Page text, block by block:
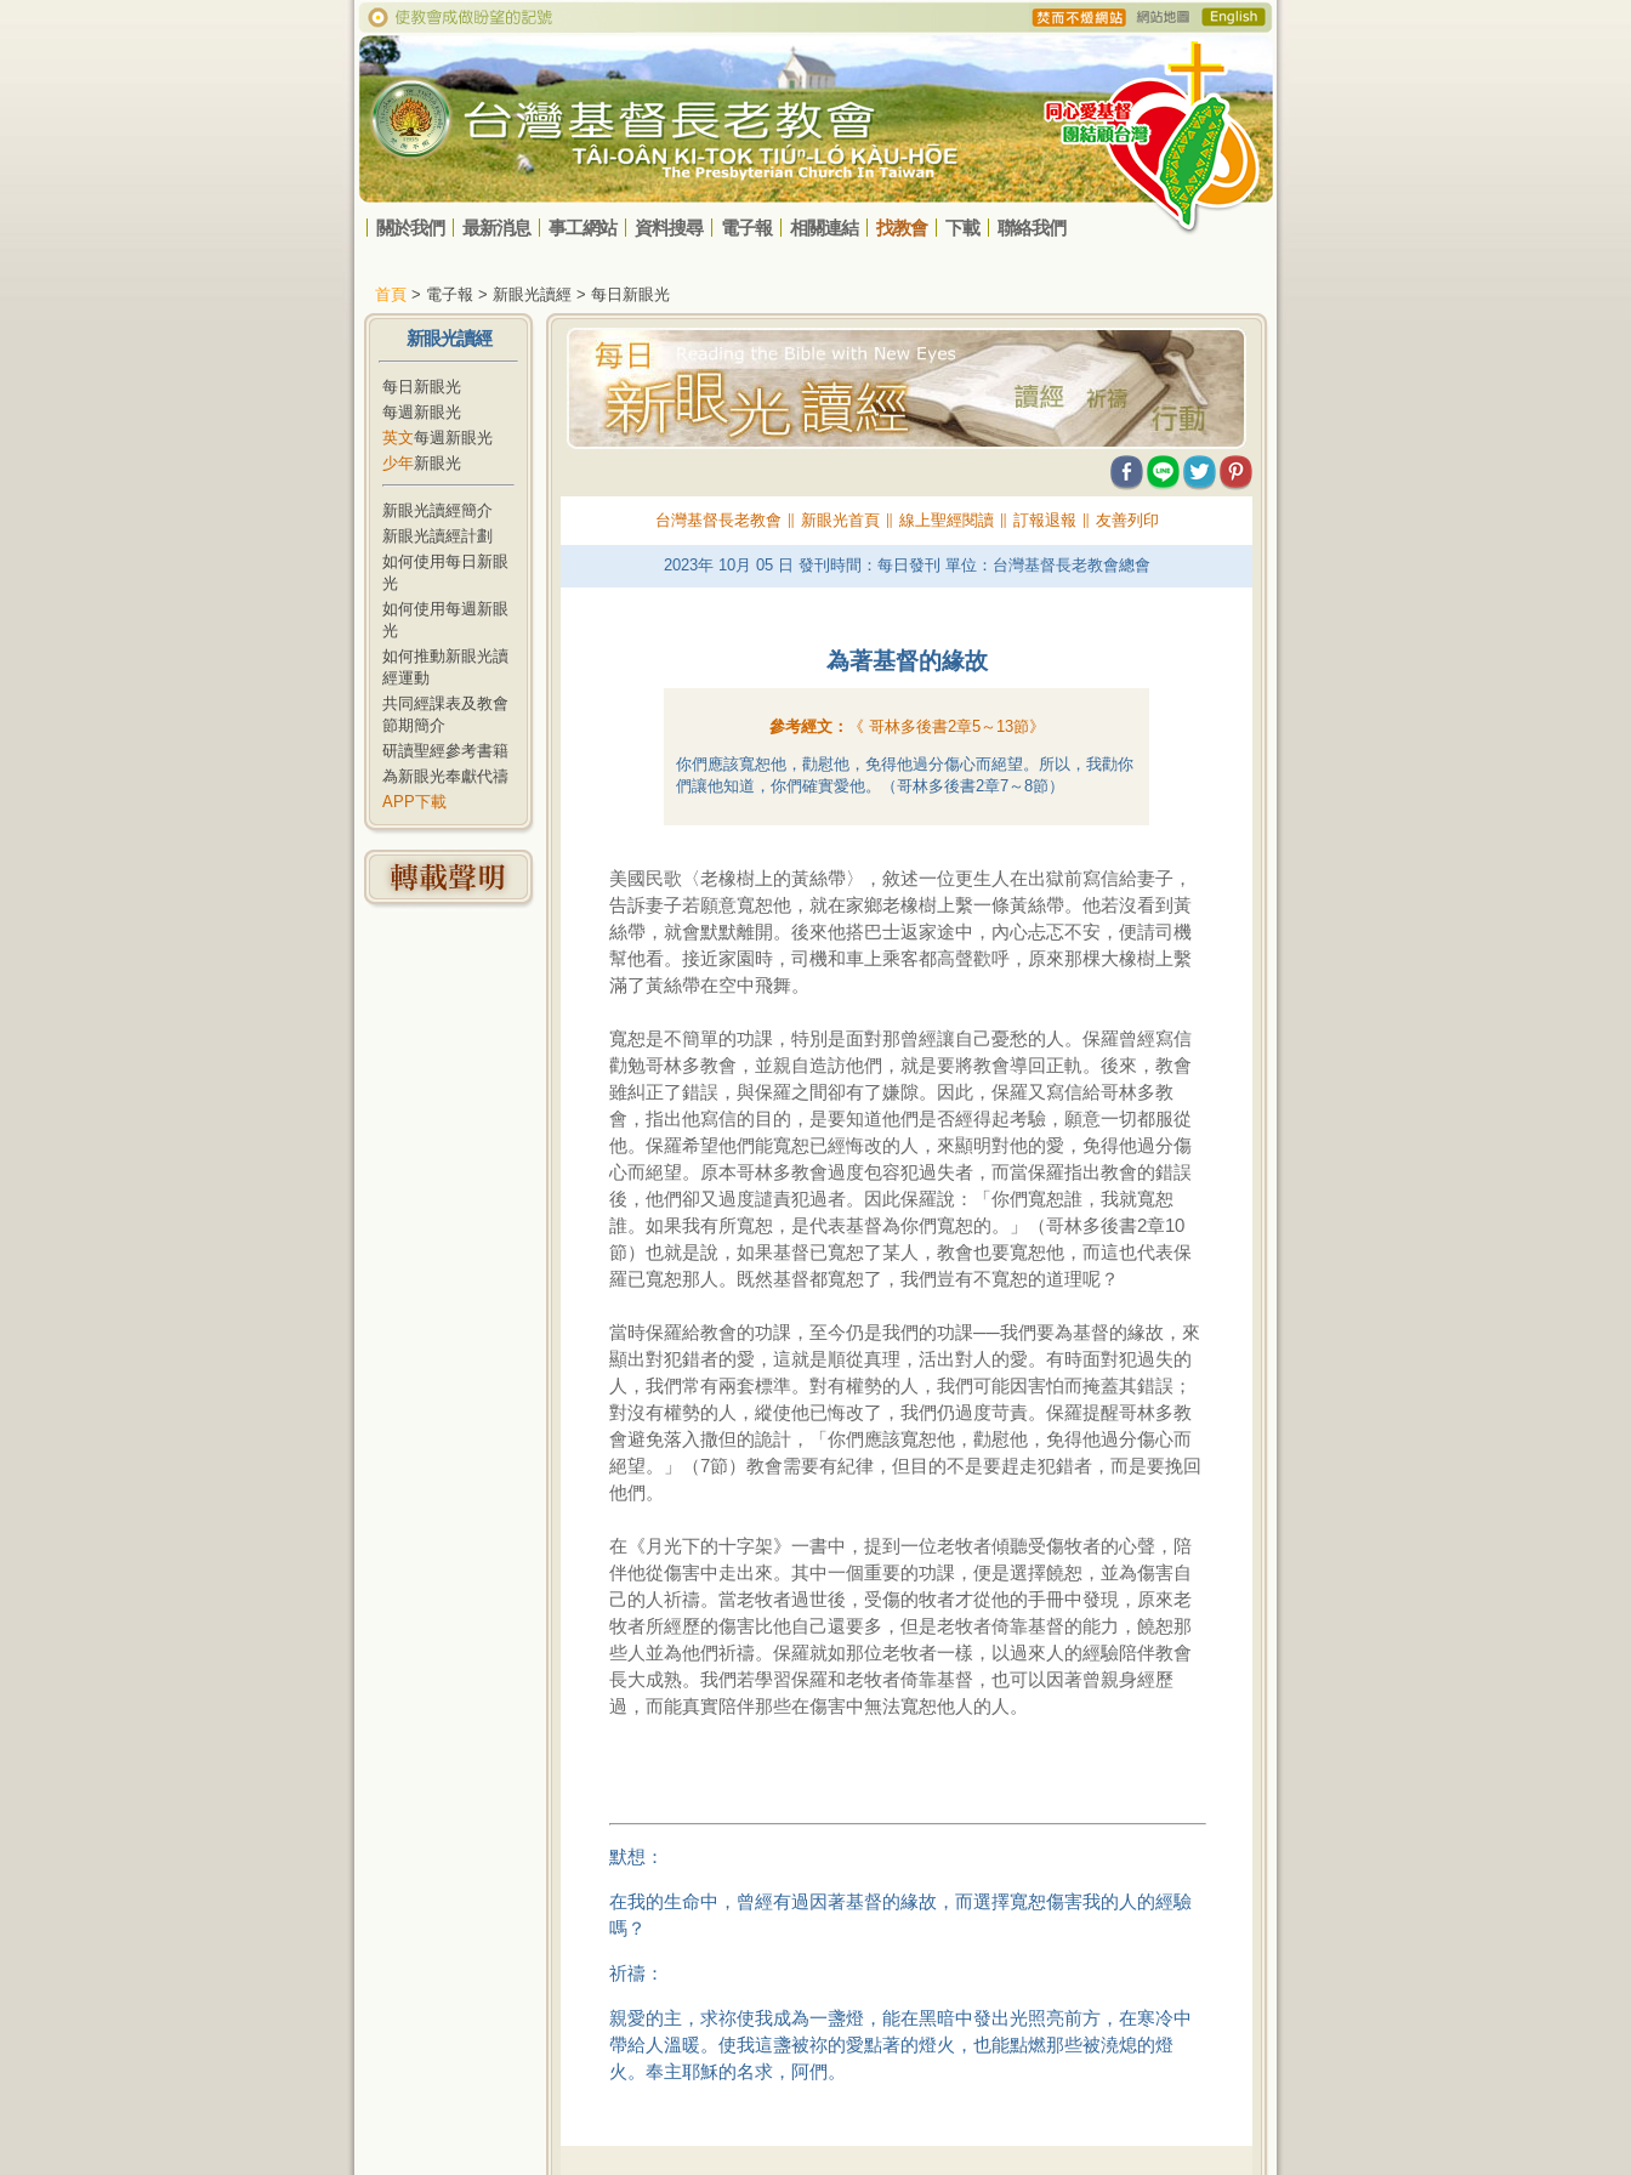
關於我們 最新消息 事工網站 資料搜尋 電子報 相關連結 找教會 下載 聯絡我們
首頁 > 電子報 > 新眼光讀經 > 每日新眼光
新眼光讀經
每日新眼光
每週新眼光
英文每週新眼光
少年新眼光
新眼光讀經簡介
新眼光讀經計劃
如何使用每日新眼
光
如何使用每週新眼
光
如何推動新眼光讀
經運動
共同經課表及教會
節期簡介
研讀聖經參考書籍
為新眼光奉獻代禱
APP下載
台灣基督長老教會∥ 新眼光首頁∥ 線上聖經閱讀∥ 訂報退報 友善列印
2023年 10月 05日 發刊時間：每日發刊 單位：台灣基督長老教會總會
為著基督的緣故
參考經文： 《 哥林多後書2章5～13節》
你們應該寬恕他，勸慰他，免得他過分傷心而絕望。所以，我勸你
們讓他知道，你們確實愛他。（哥林多後書2章7～8節）
美國民歌〈老橡樹上的黃絲帶〉，敘述一位更生人在出獄前寫信給妻子，
告訴妻子若願意寬恕他，就在家鄉老橡樹上繫一條黃絲帶。他若沒看到黃
絲帶，就會默默離開。後來他搭巴士返家途中，內心忐忑不安，便請司機
幫他看。接近家園時，司機和車上乘客都高聲歡呼，原來那棵大橡樹上繫
滿了黃絲帶在空中飛舞。
寬恕是不簡單的功課，特別是面對那曾經讓自己憂愁的人。保羅曾經寫信
勸勉哥林多教會，並親自造訪他們，就是要將教會導回正軌。後來，教會
雖糾正了錯誤，與保羅之間卻有了嫌隙。因此，保羅又寫信給哥林多教
會，指出他寫信的目的，是要知道他們是否經得起考驗，願意一切都服從
他。保羅希望他們能寬恕已經悔改的人，來顯明對他的愛，免得他過分傷
心而絕望。原本哥林多教會過度包容犯過失者，而當保羅指出教會的錯誤
後，他們卻又過度譴責犯過者。因此保羅說：「你們寬恕誰，我就寬恕
誰。如果我有所寬恕，是代表基督為你們寬恕的。」（哥林多後書2章10
節）也就是說，如果基督已寬恕了某人，教會也要寬恕他，而這也代表保
羅已寬恕那人。既然基督都寬恕了，我們豈有不寬恕的道理呢？
當時保羅給教會的功課，至今仍是我們的功課──我們要為基督的緣故，來
顯出對犯錯者的愛，這就是順從真理，活出對人的愛。有時面對犯過失的
人，我們常有兩套標準。對有權勢的人，我們可能因害怕而掩蓋其錯誤；
對沒有權勢的人，縱使他已悔改了，我們仍過度苛責。保羅提醒哥林多教
會避免落入撒但的詭計，「你們應該寬恕他，勸慰他，免得他過分傷心而
絕望。」（7節）教會需要有紀律，但目的不是要趕走犯錯者，而是要挽回
他們。
在《月光下的十字架》一書中，提到一位老牧者傾聽受傷牧者的心聲，陪
伴他從傷害中走出來。其中一個重要的功課，便是選擇饒恕，並為傷害自
己的人祈禱。當老牧者過世後，受傷的牧者才從他的手冊中發現，原來老
牧者所經歷的傷害比他自己還要多，但是老牧者倚靠基督的能力，饒恕那
些人並為他們祈禱。保羅就如那位老牧者一樣，以過來人的經驗陪伴教會
長大成熟。我們若學習保羅和老牧者倚靠基督，也可以因著曾親身經歷
過，而能真實陪伴那些在傷害中無法寬恕他人的人。
默想：
在我的生命中，曾經有過因著基督的緣故，而選擇寬恕傷害我的人的經驗
嗎？
祈禱：
親愛的主，求祢使我成為一盞燈，能在黑暗中發出光照亮前方，在寒冷中
帶給人溫暖。使我這盞被祢的愛點著的燈火，也能點燃那些被澆熄的燈
火。奉主耶穌的名求，阿們。